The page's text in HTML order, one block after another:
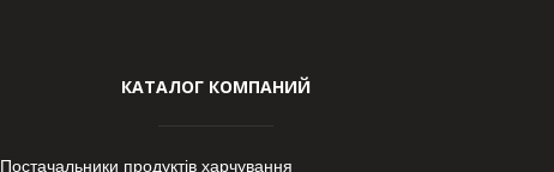
КАТАЛОГ КОМПАНИЙ
Постачальники продуктів харчування